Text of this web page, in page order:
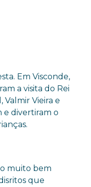
Em Visconde,
a visita do Rei
Valmir Vieira e
e divertiram o
muito bem
que